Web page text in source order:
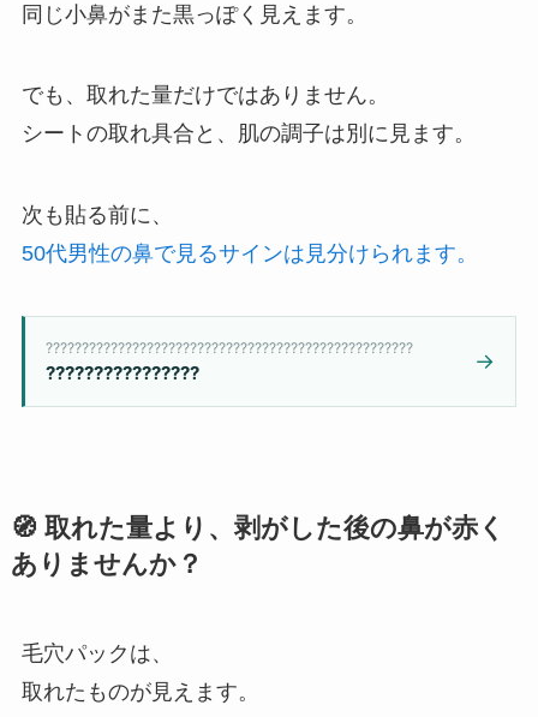
同じ小鼻がまた黒っぽく見えます。
でも、取れた量だけではありません。
シートの取れ具合と、肌の調子は別に見ます。
次も貼る前に、
50代男性の鼻で見るサインは見分けられます。
???????????????????????????????????????????????????
???????????????? →
🧭 取れた量より、剥がした後の鼻が赤く
ありませんか？
毛穴パックは、
取れたものが見えます。